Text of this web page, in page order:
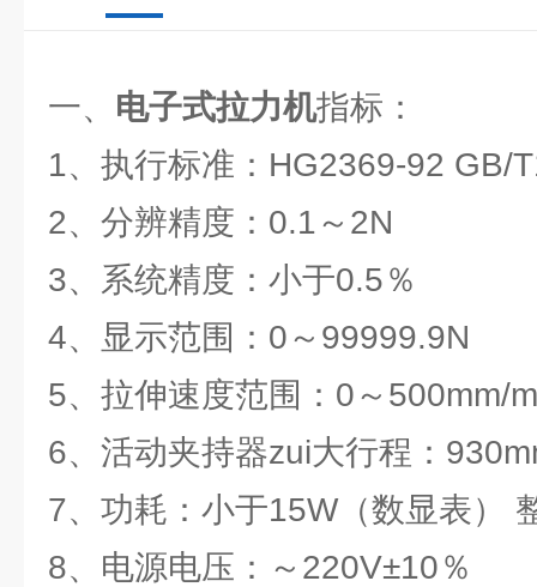
一、 电子式拉力机指标：
1、执行标准：HG2369-92 GB/
2、分辨精度：0.1～2N
3、系统精度：小于0.5％
4、显示范围：0～99999.9N
5、拉伸速度范围：0～500mm/
6、活动夹持器zui大行程：
7、功耗：小于15W（数显表）
8、电源电压：～220V±10％